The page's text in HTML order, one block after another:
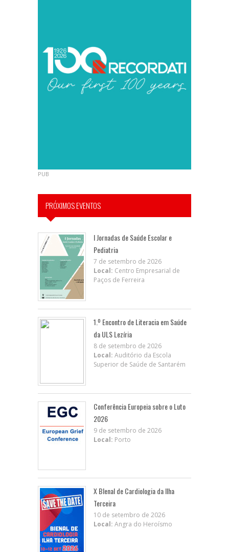
PUB
PRÓXIMOS EVENTOS
I Jornadas de Saúde Escolar e
Pediatria
7 de setembro de 2026
Local: Centro Empresarial de
Paços de Ferreira
1.º Encontro de Literacia em Saúde
da ULS Lezíria
8 de setembro de 2026
Local: Auditório da Escola
Superior de Saúde de Santarém
Conferência Europeia sobre o Luto
2026
9 de setembro de 2026
Local: Porto
X BIenal de Cardiologia da Ilha
Terceira
10 de setembro de 2026
Local: Angra do Heroísmo